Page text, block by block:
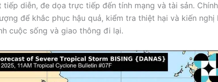
diễn, đe dọa trực tiếp đến tính mạng và tài sản. Chính
để khắc phục hậu quả, kiểm tra thiệt hại và kiến nghị
cuộc sống và giao thông đi lại.